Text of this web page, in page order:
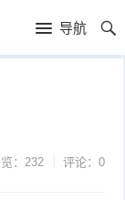
导航
：232 评论：0